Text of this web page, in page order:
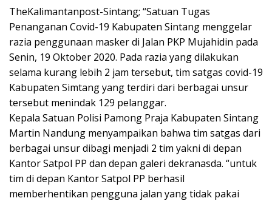
TheKalimantanpost-Sintang; “Satuan Tugas
Penanganan Covid-19 Kabupaten Sintang menggelar
razia penggunaan masker di Jalan PKP Mujahidin pada
Senin, 19 Oktober 2020. Pada razia yang dilakukan
selama kurang lebih 2 jam tersebut, tim satgas covid-19
Kabupaten Simtang yang terdiri dari berbagai unsur
tersebut menindak 129 pelanggar.
Kepala Satuan Polisi Pamong Praja Kabupaten Sintang
Martin Nandung menyampaikan bahwa tim satgas dari
berbagai unsur dibagi menjadi 2 tim yakni di depan
Kantor Satpol PP dan depan galeri dekranasda. “untuk
tim di depan Kantor Satpol PP berhasil
memberhentikan pengguna jalan yang tidak pakai